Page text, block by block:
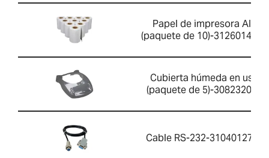
Papel de impresora AIP
(paquete de 10)-3126014660
Cubierta húmeda en uso
(paquete de 5)-308232034
Cable RS-232-3104012701